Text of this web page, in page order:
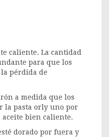
caliente. La cantidad
para que los
pérdida de
a medida que los
la pasta orly uno por
bien caliente.
dorado por fuera y